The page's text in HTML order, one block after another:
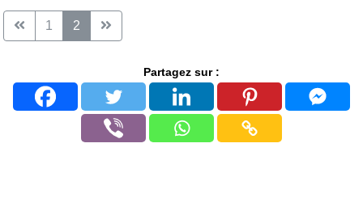
1 2
Partagez sur :